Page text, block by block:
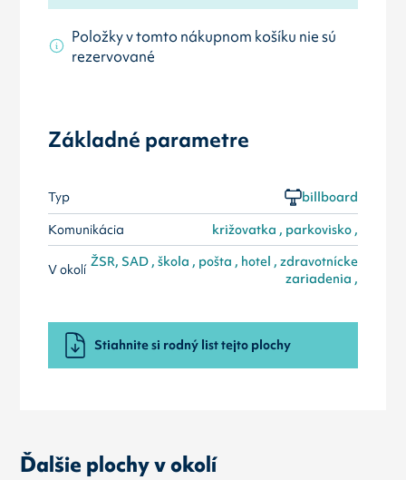
Položky v tomto nákupnom košíku nie sú
rezervované
Základné parametre
Typ
billboard
Komunikácia
križovatka , parkovisko ,
V okolí ŽSR, SAD , škola , pošta , hotel , zdravotnícke
zariadenia ,
Stiahnite si rodný list tejto plochy
Ďalšie plochy v okolí